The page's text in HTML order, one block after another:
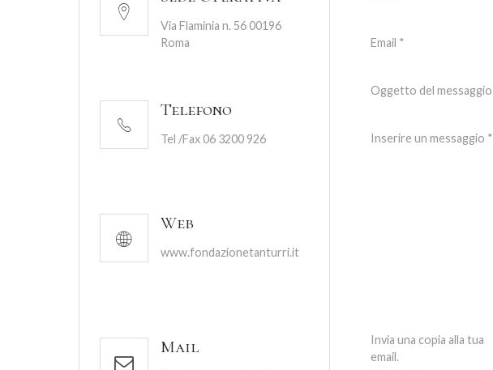
Via Flaminia n. 56 00196
Roma
Telefono
Tel /Fax 06 3200 926
Web
www.fondazionetanturri.it
Mail
Email *
Oggetto del messaggio
Inserire un messaggio *
Invia una copia alla tua
email.